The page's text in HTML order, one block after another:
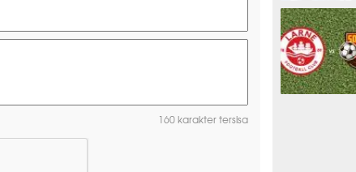
160 karakter tersisa
OLAHRAGA LAIN